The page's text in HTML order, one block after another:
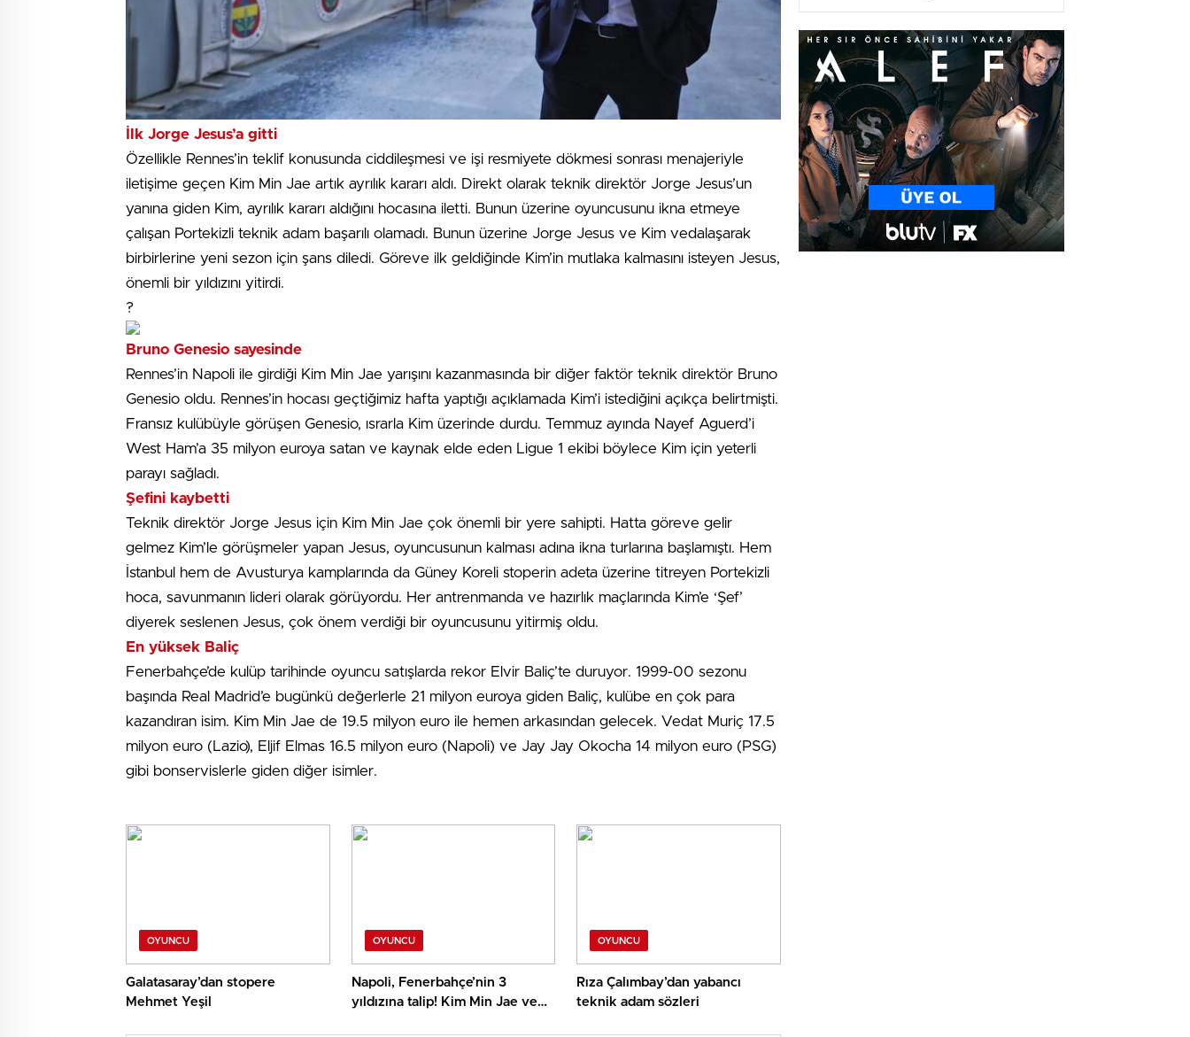
İlk Jorge Jesus’a gitti
Özellikle Rennes’in teklif konusunda ciddileşmesi ve işi resmiyete dökmesi sonrası menajeriyle
iletişime geçen Kim Min Jae artık ayrılık kararı aldı. Direkt olarak teknik direktör Jorge Jesus’un
yanına giden Kim, ayrılık kararı aldığını hocasına iletti. Bunun üzerine oyuncusunu ikna etmeye
çalışan Portekizli teknik adam başarılı olamadı. Bunun üzerine Jorge Jesus ve Kim vedalaşarak
birbirlerine yeni sezon için şans diledi. Göreve ilk geldiğinde Kim’in mutlaka kalmasını isteyen Jesus,
önemli bir yıldızını yitirdi.
?
Bruno Genesio sayesinde
Rennes’in Napoli ile girdiği Kim Min Jae yarışını kazanmasında bir diğer faktör teknik direktör Bruno
Genesio oldu. Rennes’in hocası geçtiğimiz hafta yaptığı açıklamada Kim’i istediğini açıkça belirtmişti.
Fransız kulübüyle görüşen Genesio, ısrarla Kim üzerinde durdu. Temmuz ayında Nayef Aguerd’i
West Ham’a 35 milyon euroya satan ve kaynak elde eden Ligue 1 ekibi böylece Kim için yeterli
parayı sağladı.
Şefini kaybetti
Teknik direktör Jorge Jesus için Kim Min Jae çok önemli bir yere sahipti. Hatta göreve gelir
gelmez Kim’le görüşmeler yapan Jesus, oyuncusunun kalması adına ikna turlarına başlamıştı. Hem
İstanbul hem de Avusturya kamplarında da Güney Koreli stoperin adeta üzerine titreyen Portekizli
hoca, savunmanın lideri olarak görüyordu. Her antrenmanda ve hazırlık maçlarında Kim’e ‘Şef’
diyerek seslenen Jesus, çok önem verdiği bir oyuncusunu yitirmiş oldu.
En yüksek Baliç
Fenerbahçe’de kulüp tarihinde oyuncu satışlarda rekor Elvir Baliç’te duruyor. 1999-00 sezonu
başında Real Madrid’e bugünkü değerlerle 21 milyon euroya giden Baliç, kulübe en çok para
kazandıran isim. Kim Min Jae de 19.5 milyon euro ile hemen arkasından gelecek. Vedat Muriç 17.5
milyon euro (Lazio), Eljif Elmas 16.5 milyon euro (Napoli) ve Jay Jay Okocha 14 milyon euro (PSG)
gibi bonservislerle giden diğer isimler.
OYUNCU
Galatasaray’dan stopere
Mehmet Yeşil
OYUNCU
Napoli, Fenerbahçe’nin 3
yıldızına talip! Kim Min Jae ve
OYUNCU
Rıza Çalımbay’dan yabancı
teknik adam sözleri